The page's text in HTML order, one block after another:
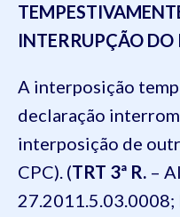
INTERRUPÇÃO
A interposição
declaração
interposição de
CPC). (TRT 3ª R. –
27.2011.5.03.0008;